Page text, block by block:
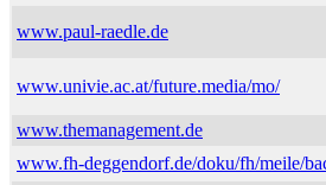
www.paul-raedle.de
www.univie.ac.at/future.media/mo/
www.themanagement.de
www.fh-deggendorf.de/doku/fh/meile/